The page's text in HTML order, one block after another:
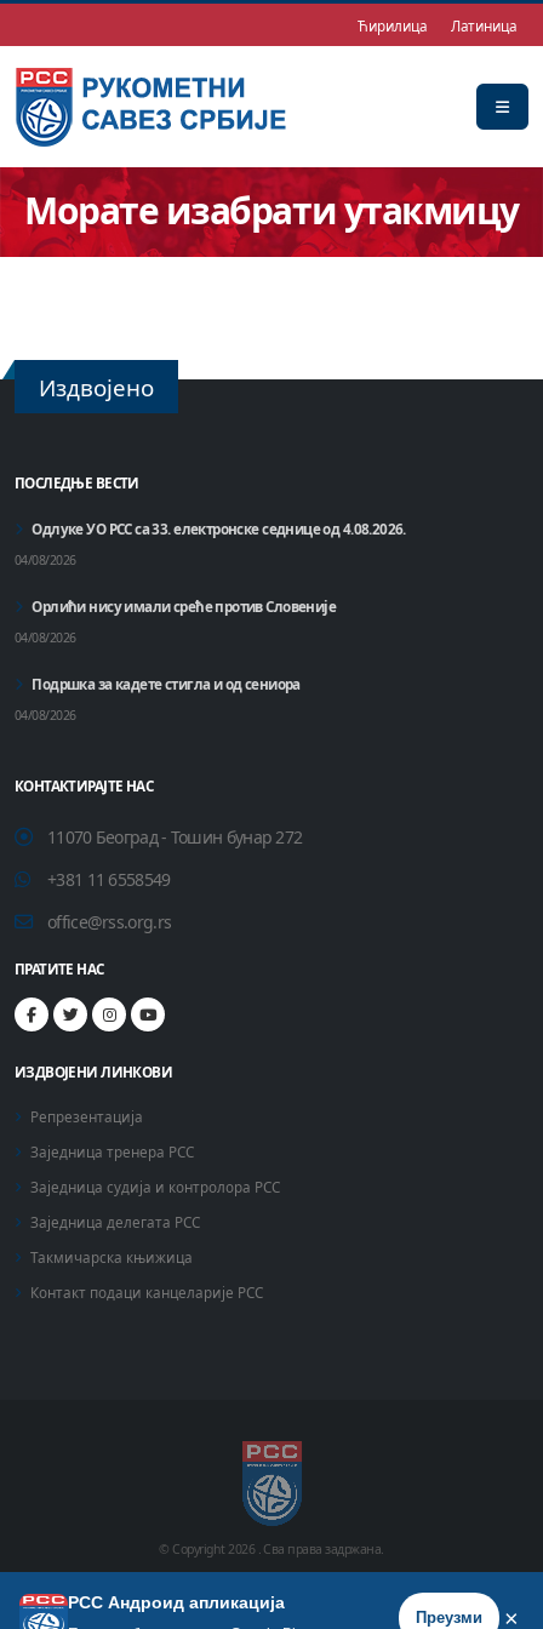
Ћирилица Латиница
Морате изабрати утакмицу
Издвојено
ПОСЛЕДЊЕ ВЕСТИ
Одлуке УО РСС са 33. електронске седнице од 4.08.2026.
04/08/2026
Орлићи нису имали среће против Словеније
04/08/2026
Подршка за кадете стигла и од сениора
04/08/2026
КОНТАКТИРАЈТЕ НАС
11070 Београд - Тошин бунар 272
+381 11 6558549
office@rss.org.rs
ПРАТИТЕ НАС
ИЗДВОЈЕНИ ЛИНКОВИ
Репрезентација
Заједница тренера РСС
Заједница судија и контролора РСС
Заједница делегата РСС
Такмичарска књижица
Контакт подаци канцеларије РСС
© Copyright2026 . Сва права задржана.
Почетна Историја Фото галерија Видео галерија
РСС Андроид апликација
Преузми ×